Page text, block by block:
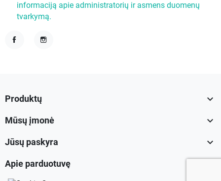
informaciją apie administratorių ir asmens duomenų
tvarkymą.
Produktų 
Mūsų įmonė 
Jūsų paskyra 
Apie parduotuvę